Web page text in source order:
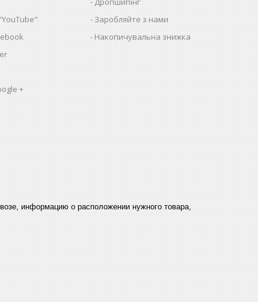
+
Заробляйте з нами
Накопичувальна знижка
информацию о расположении нужного товара,